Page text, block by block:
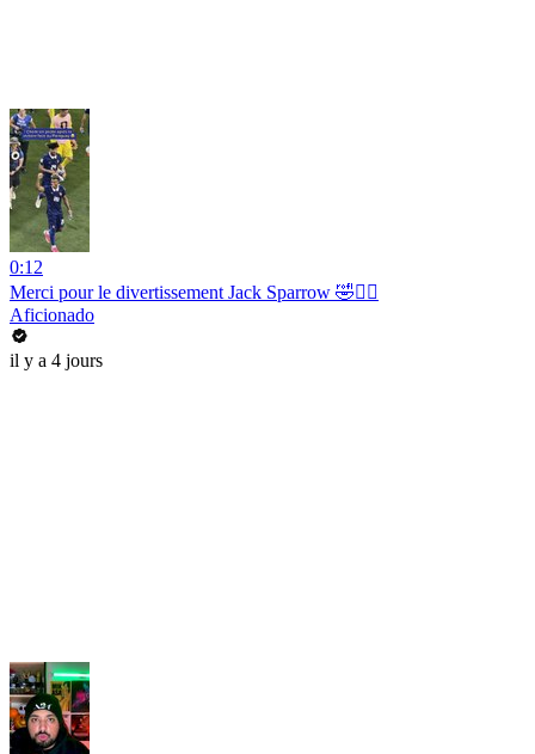
0:12
Merci pour le divertissement Jack Sparrow 🤣🏴‍☠️
Aficionado
il y a 4 jours